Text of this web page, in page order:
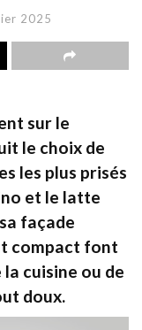
2025
sur le
le choix de
les plus prisés
et le latte
façade
compact font
cuisine ou de
doux.